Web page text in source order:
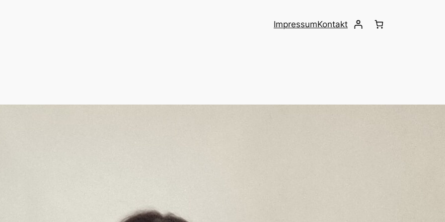
ImpressumKontakt